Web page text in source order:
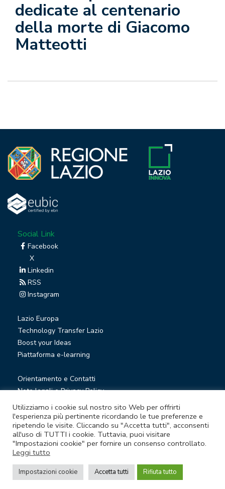
dedicate al centenario
della morte di Giacomo
Matteotti
Social Link
Facebook
X
Linkedin
RSS
Instagram
Lazio Europa
Technology Transfer Lazio
Boost your Ideas
Piattaforma e-learning
Orientamento e Contatti
Note legali e Privacy Policy
Privacy Newsletter
Società trasparente
Whistleblowing
© Lazio Innova S.p.A. società soggetta a direzione e
coordinamento della Regione Lazio
Sede legale Via Marco Aurelio 26 A - 00184 Roma
Utilizziamo i cookie sul nostro sito Web per offrirti
l'esperienza più pertinente ricordando le tue preferenze e
ripetendo le visite. Cliccando su "Accetta tutti", acconsenti
all'uso di TUTTI i cookie. Tuttavia, puoi visitare
"Impostazioni cookie" per fornire un consenso controllato.
Leggi tutto
Impostazioni cookie Accetta tutti Rifiuta tutto